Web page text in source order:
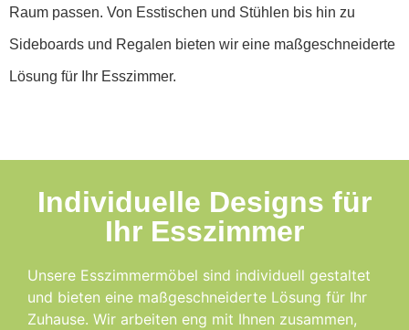
Raum passen. Von Esstischen und Stühlen bis hin zu
Sideboards und Regalen bieten wir eine maßgeschneiderte
Lösung für Ihr Esszimmer.
Individuelle Designs für
Ihr Esszimmer
Unsere Esszimmermöbel sind individuell gestaltet
und bieten eine maßgeschneiderte Lösung für Ihr
Zuhause. Wir arbeiten eng mit Ihnen zusammen,